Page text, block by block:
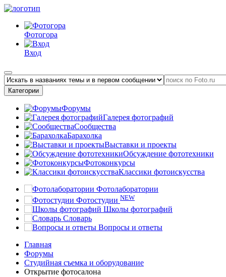
Фотогора
Вход
Категории
Форумы
Галерея фотографий
Сообщества
Барахолка
Выставки и проекты
Обсуждение фототехники
Фотоконкурсы
Классики фотоискусства
Фотолаборатории
Фотостудии NEW
Школы фотографий
Словарь
Вопросы и ответы
Главная
Форумы
Студийная съемка и оборудование
Открытие фотосалона